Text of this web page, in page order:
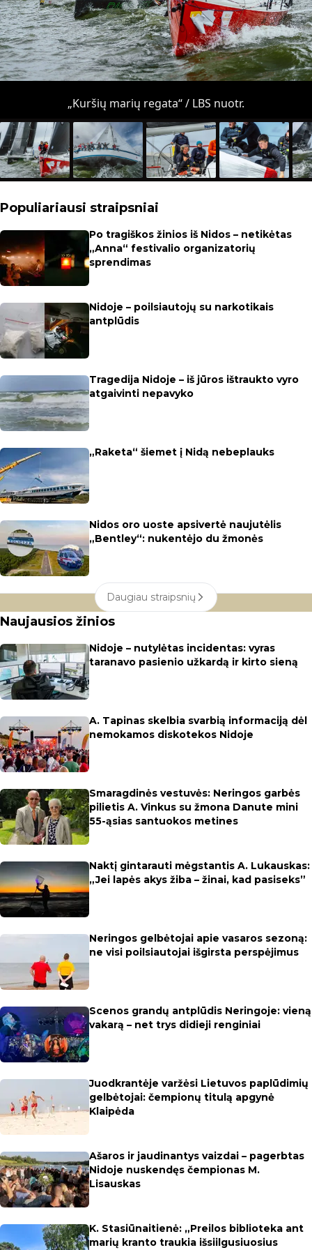
„Kuršių marių regata“ / LBS nuotr.
Populiariausi straipsniai
Po tragiškos žinios iš Nidos – netikėtas
„Anna“ festivalio organizatorių
sprendimas
Nidoje – poilsiautojų su narkotikais
antplūdis
Tragedija Nidoje – iš jūros ištraukto vyro
atgaivinti nepavyko
„Raketa“ šiemet į Nidą nebeplauks
Nidos oro uoste apsivertė naujutėlis
„Bentley“: nukentėjo du žmonės
Daugiau straipsnių
Naujausios žinios
Nidoje – nutylėtas incidentas: vyras
taranavo pasienio užkardą ir kirto sieną
A. Tapinas skelbia svarbią informaciją dėl
nemokamos diskotekos Nidoje
Smaragdinės vestuvės: Neringos garbės
pilietis A. Vinkus su žmona Danute mini
55-ąsias santuokos metines
Naktį gintarauti mėgstantis A. Lukauskas:
„Jei lapės akys žiba – žinai, kad pasiseks”
Neringos gelbėtojai apie vasaros sezoną:
ne visi poilsiautojai išgirsta perspėjimus
Scenos grandų antplūdis Neringoje: vieną
vakarą – net trys didieji renginiai
Juodkrantėje varžėsi Lietuvos paplūdimių
gelbėtojai: čempionų titulą apgynė
Klaipėda
Ašaros ir jaudinantys vaizdai – pagerbtas
Nidoje nuskendęs čempionas M.
Lisauskas
K. Stasiūnaitienė: „Preilos biblioteka ant
marių kranto traukia išsiilgusiuosius